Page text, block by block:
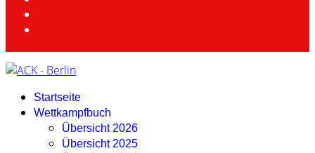
Startseite
Wettkampfbuch
Übersicht 2026
Übersicht 2025